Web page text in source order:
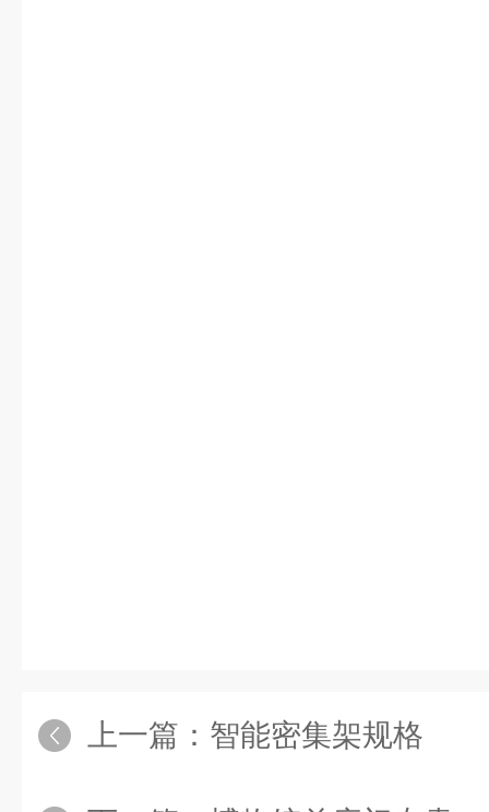
上一篇： 智能密集架规格